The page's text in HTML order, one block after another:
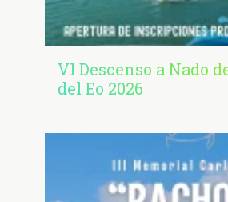
VI Descenso a Nado
del Eo 2026